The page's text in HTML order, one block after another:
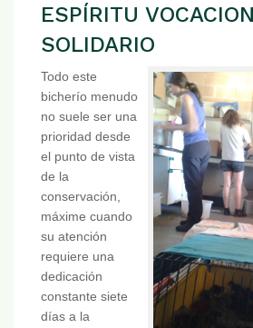
ESPÍRITU
SOLIDARIO
Todo este
bicherío menudo
no suele ser una
prioridad desde
el punto de vista
de la
conservación,
máxime cuando
su atención
requiere una
dedicación
constante siete
días a la